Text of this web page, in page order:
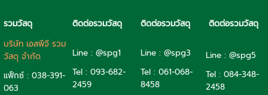
รวมวัสดุ ติดต่อรวมวัสดุ ติดต่อรวมวัสดุ
ติดต่อรวมวัสดุ
บริษัท เอสพีจี รวม
วัสดุ จำกัด
แฟ็กซ์ : 038-391-
063
Line : @spg1
Tel : 093-682-
2459
Line : @spg3
Tel : 061-068-
8458
Line : @spg5
Tel : 084-348-
2458